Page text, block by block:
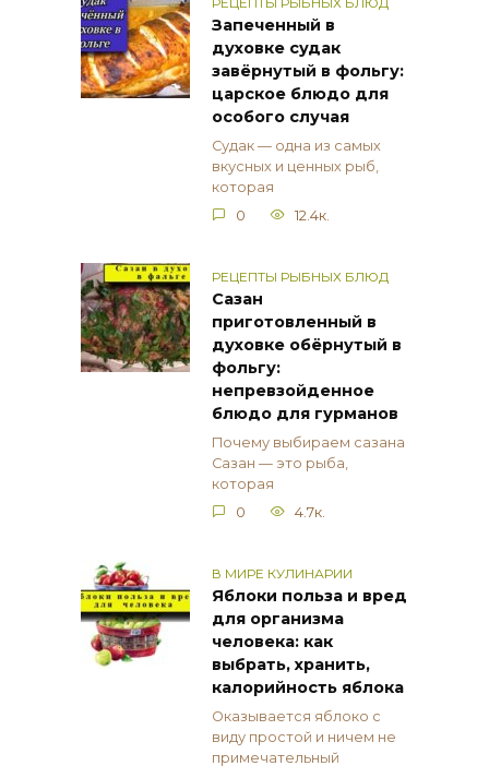
Запеченный в
духовке судак
завёрнутый в фольгу:
царское блюдо для
особого случая
Судак — одна из самых
вкусных и ценных рыб,
которая
0
12.4к.
РЕЦЕПТЫ РЫБНЫХ БЛЮД
Сазан
приготовленный в
духовке обёрнутый в
фольгу:
непревзойденное
блюдо для гурманов
Почему выбираем сазана
Сазан — это рыба,
которая
0
4.7к.
В МИРЕ КУЛИНАРИИ
Яблоки польза и вред
для организма
человека: как
выбрать, хранить,
калорийность яблока
Оказывается яблоко с
виду простой и ничем не
примечательный